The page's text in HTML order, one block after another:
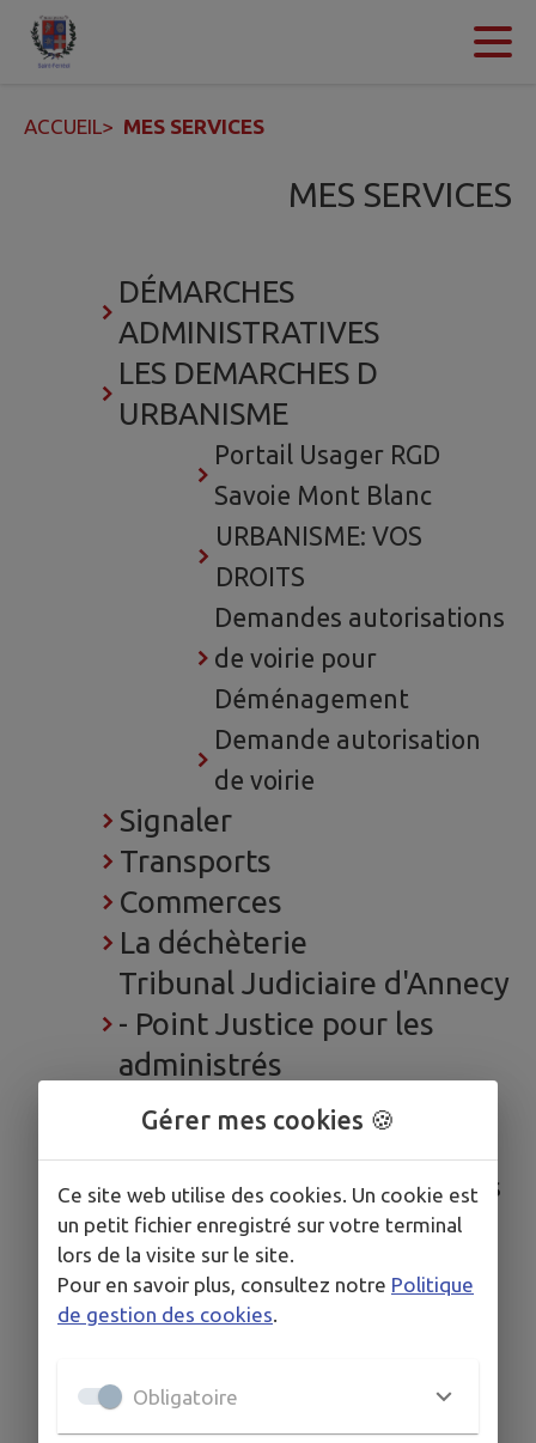
Contenu
ACCUEIL> MES SERVICES
MES SERVICES
DÉMARCHES
ADMINISTRATIVES
LES DEMARCHES D
URBANISME
Portail Usager RGD
Savoie Mont Blanc
URBANISME: VOS
DROITS
Demandes autorisations
de voirie pour
Déménagement
Demande autorisation
de voirie
Signaler
Transports
Commerces
La déchèterie
Tribunal Judiciaire d'Annecy
- Point Justice pour les
administrés
FAMILLE JEUNESSE
Assistantes maternelles
et relais petite enfance
Qualité de l'eau - vérifier à
votre domicile
Gérer mes cookies 🍪
Ce site web utilise des cookies. Un cookie est
un petit fichier enregistré sur votre terminal
lors de la visite sur le site.
Pour en savoir plus, consultez notre Politique
de gestion des cookies.
Obligatoire